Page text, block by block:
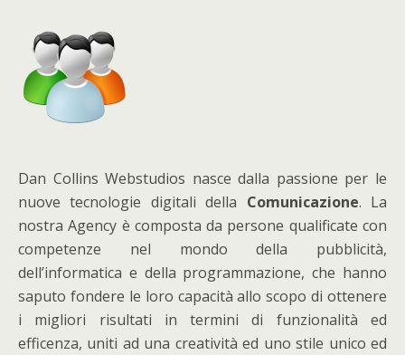
Dan Collins Webstudios nasce dalla passione per le
nuove tecnologie digitali della Comunicazione. La
nostra Agency è composta da persone qualificate con
competenze nel mondo della pubblicità,
dell’informatica e della programmazione, che hanno
saputo fondere le loro capacità allo scopo di ottenere
i migliori risultati in termini di funzionalità ed
efficenza, uniti ad una creatività ed uno stile unico ed